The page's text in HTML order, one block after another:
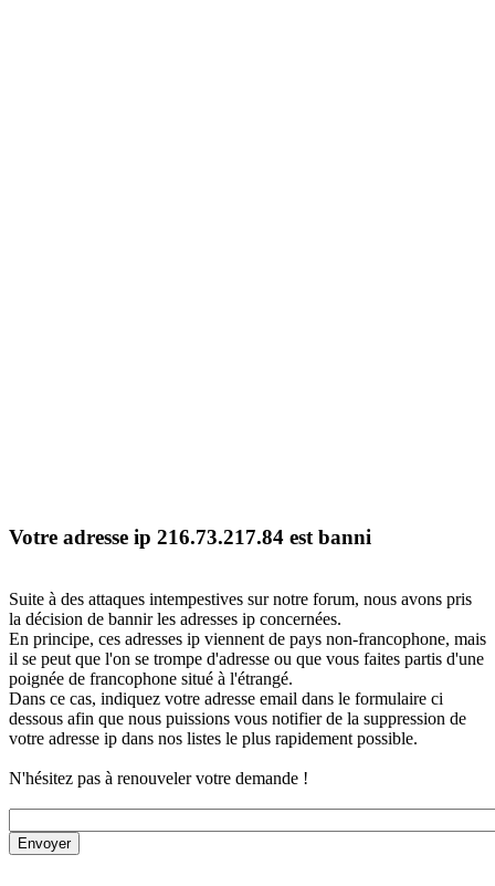
Votre adresse ip 216.73.217.84 est banni
Suite à des attaques intempestives sur notre forum, nous avons pris
la décision de bannir les adresses ip concernées.
En principe, ces adresses ip viennent de pays non-francophone, mais
il se peut que l'on se trompe d'adresse ou que vous faites partis d'une
poignée de francophone situé à l'étrangé.
Dans ce cas, indiquez votre adresse email dans le formulaire ci
dessous afin que nous puissions vous notifier de la suppression de
votre adresse ip dans nos listes le plus rapidement possible.
N'hésitez pas à renouveler votre demande !